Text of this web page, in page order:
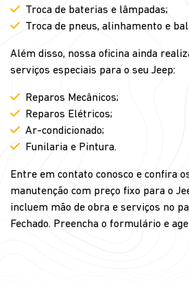
Troca de baterias e lâmpadas;
Troca de pneus, alinhamento e
Além disso, nossa oficina ainda
serviços especiais para o seu Jeep:
Reparos Mecânicos;
Reparos Elétricos;
Ar-condicionado;
Funilaria e Pintura.
Entre em contato conosco e confira
manutenção com preço fixo para o
incluem mão de obra e serviços no
Fechado. Preencha o formulário e